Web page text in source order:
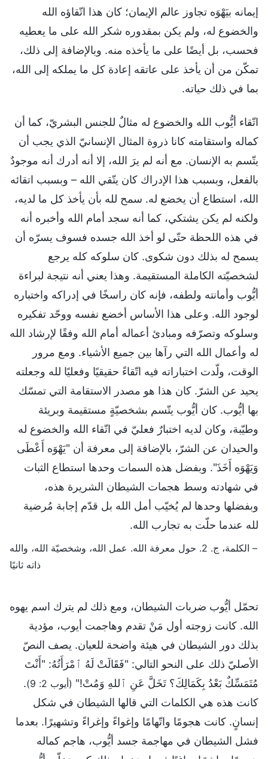
إيمانه بيَهْوَه تجاوز عالم الإيمان؛ كان هذا اتّقاؤه الله
والخضوع له، ولم يكن بمقدوره شكر الله على ما يعطيه
فحسب، بل أيضًا على ما يأخذه منه. وبالإضافة إلى ذلك،
تمكّن من أن يأخذ على عاتقه إعادة كل ما يملكه إلى الله،
بما في ذلك حياته.
اتّقاء أيُّوب الله والخضوع له مثالٌ للجنس البشريّ، كما أن
كماله واستقامته كانا ذروة المثال الإنسانيّ الذي يجب أن
يتّسم به الإنسان. مع أنه لم يرَ الله، إلا أنه أدرك أنه موجودٌ
بالفعل، وبسبب هذا الإدراك كان يتّقي الله – وبسبب اتقائه
الله، استطاع أن يخضع له. سمح لله بأن يأخذ كل ما لديه،
ولكنه لم يكن يشتكي، كما أنه سجد أمام الله وأخبره أنه
في هذه اللحظة حتّى لو أخذ الله جسده فسوف يسرّه أن
يسمح له بذلك دون شكوى. كان سلوكه كله يرجع
لشخصيّته الكاملة المستقيمة. وهذا يعني أنه نتيجة لبراءة
أيُّوب وأمانته ولطفه، فإنه كان راسخًا في إدراكه واختباره
لوجود الله. وعلى هذا الأساس أخضع نفسه ووحّد تفكيره
وسلوكه وتصرّفه ومبادئ أعماله أمام الله وفقًا لإرشاد الله
له وأعمال الله التي رآها بين جميع الأشياء. ومع مرور
الوقت، ولّدت اختباراته فيه اتّقاءً حقيقيًا وفعليًا لله وجعلته
يحيد عن الشرّ. كان هذا هو مصدر الاستقامة التي تمسّك
بها أيُّوب. كان أيُّوب يتّسم بشخصيّةٍ مستقيمة وبريئة
وطيّبة، وكان لديه اختبارٌ فعليّ في اتّقاء الله والخضوع له
والحيدان عن الشرّ، بالإضافة إلى معرفة أن "يَهْوَه أَعْطَى
وَيَهْوَه أَخَذَ". وبفضل هذه السمات وحدها استطاع الثبات
في شهادته وسط هجمات الشيطان الشريرة هذه،
وبفضلها وحدها لم يُخيّب أمل الله بل قدّم إجابة مُرضية
لله عندما حلّت به تجارب الله.
– الكلمة، ج. 2. حول معرفة الله. عمل الله، وشخصيّة الله، والله
ذاته ثانيًا
تحمّل أيُّوب ضربات الشيطان، ومع ذلك لم يترك اسم يهوه
الله. كانت زوجته أول مَنْ تقدم وهاجمت أيوب، مؤدية
بذلك دور الشيطان في هيئة واضحة للعيان. يصف النصّ
الأصليّ ذلك على النحو التالي: "فَقَالَتْ لَهُ ٱمْرَأَتُهُ: "أَنْتَ
مُتَمَسِّكٌ بَعْدُ بِكَمَالِكَ؟ تَخَلَّ عَنِ ٱللهِ وَمُتْ!" (أيوب 2: 9)
.
كانت هذه هي الكلمات التي قالها الشيطان في شكل
إنسانٍ. كانت هجومًا واتّهامًا وإغواءً وإغراءً وتشهيرًا. بعدما
فشل الشيطان في مهاجمة جسد أيُّوب، هاجم كماله